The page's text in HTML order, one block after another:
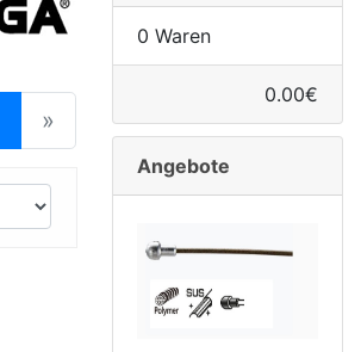
(current)
»
0 Waren
0.00€
Angebote